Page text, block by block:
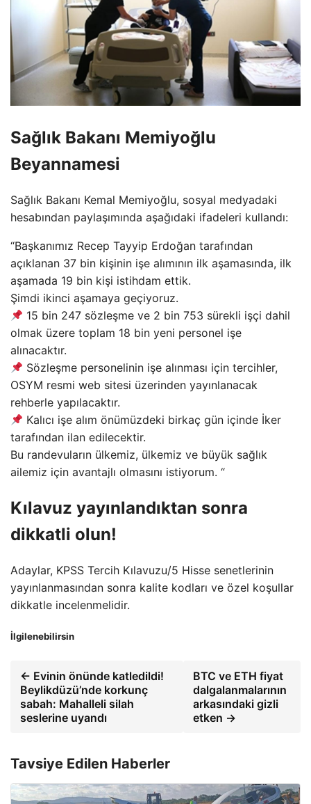
Sağlık Bakanı Memiyoğlu
Beyannamesi
Sağlık Bakanı Kemal Memiyoğlu, sosyal medyadaki
hesabından paylaşımında aşağıdaki ifadeleri kullandı:
“Başkanımız Recep Tayyip Erdoğan tarafından
açıklanan 37 bin kişinin işe alımının ilk aşamasında, ilk
aşamada 19 bin kişi istihdam ettik.
Şimdi ikinci aşamaya geçiyoruz.
15 bin 247 sözleşme ve 2 bin 753 sürekli işçi dahil
olmak üzere toplam 18 bin yeni personel işe
alınacaktır.
Sözleşme personelinin işe alınması için tercihler,
OSYM resmi web sitesi üzerinden yayınlanacak
rehberle yapılacaktır.
Kalıcı işe alım önümüzdeki birkaç gün içinde İker
tarafından ilan edilecektir.
Bu randevuların ülkemiz, ülkemiz ve büyük sağlık
ailemiz için avantajlı olmasını istiyorum. “
Kılavuz yayınlandıktan sonra
dikkatli olun!
Adaylar, KPSS Tercih Kılavuzu/5 Hisse senetlerinin
yayınlanmasından sonra kalite kodları ve özel koşullar
dikkatle incelenmelidir.
İlgilenebilirsin
← Evinin önünde katledildi!
Beylikdüzü’nde korkunç
sabah: Mahalleli silah
seslerine uyandı
BTC ve ETH fiyat
dalgalanmalarının
arkasındaki gizli
etken →
Tavsiye Edilen Haberler